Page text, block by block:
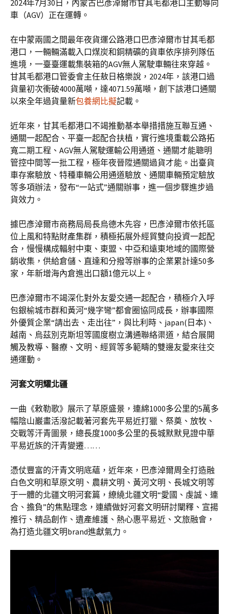
2024年7月30日，內蒙古巴彥淖爾市甘其毛都港口主動導向
車（AGV）正在運轉。
在中蒙兩國之間最年夜貨運公路港口巴彥淖爾市甘其毛都
港口，一輛輛滿載入口煤炭和銅精礦的貨車依序排列隊伍
進境，一臺臺運載集裝箱的AGV無人駕駛車輛往來穿越。
甘其毛都港口管委會主任敖日格樂說，2024年，該港口過
貨量初次衝破4000萬噸，達4071.59萬噸，創下該港口通關
以來全年過貨量新包養網比擬記載。
近年來，甘其毛都港口不竭推動基本舉措措施互聯互通、
通關一起配合、平臺一起配合扶植，實行進境重載公路拓
寬二期工程、AGV無人駕駛運輸公用通道、通關才能聰明
管控中間等一批工程，極年夜晉陞通關過貨才能。出臺貨
車存案驗放、特種車輛公用通道驗放、通關車輛預定驗放
等多項辦法，發布“一站式”通關辦事，進一個步驟進步過
貨效力。
據巴彥淖爾市商務局局長烏德木先容，巴彥淖爾市依托區
位上風和特點財產集群，積極拓展外經貿雙向投資一起配
合，慢慢構成輻射中東、東盟、中亞和遠東地域的國際營
銷收集，供給倉儲、直達和分撥等辦事的企業累計達50多
家，年新增海內倉進出口額1億元以上。
巴彥淖爾市不竭深化對外友愛交通一起配合，積極介入呼
包銀榆城市群和黃河“幾字彎”都會圈協同成長，辦事國際
外優質企業“請出去、走出往”，與比利時、japan(日本)、
越南、烏茲別克斯坦等國度樹立溝通聯絡渠道，結合展開
觸及教導、醫療、文明、經貿等多範疇的雙邊友愛來往交
通運動。
河套文明耀北疆
一曲《敕勒歌》展示了草原盛景，連綿1000多公里的5萬多
幅陰山巖畫活潑記載著河套先平易近打獵、祭奠、放牧、
交戰等汗青圖景，總長度1000多公里的長城默默見證中華
平易近族的汗青變遷……
憑仗豐富的汗青文明底蘊，近年來，巴彥淖爾周全打造融
白色文明和草原文明、農耕文明、黃河文明、長城文明等
于一體的北疆文明河套篇，繚繞北疆文明“愛國、虔誠、連
合、擔負”的焦點理念，連續做好河套文明研討闡釋、宣揚
推行、精品創作、遺產維護、熱心惠平易近、文旅融會，
為打造北疆文明brand進獻氣力。